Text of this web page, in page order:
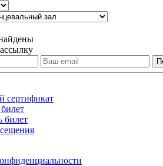
сертификат
билет